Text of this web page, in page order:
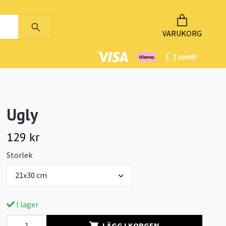
VARUKORG
Ugly
129 kr
Storlek
21x30 cm
I lager